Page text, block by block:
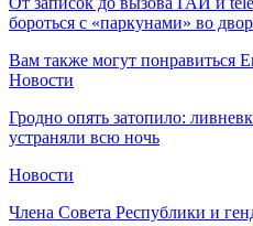
бороться с «паркунами» во
Вам также могут понравиться
Новости
Гродно опять затопило:
устраняли всю ночь
Новости
Члена Совета Республики и